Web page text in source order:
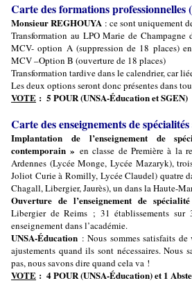
Carte des formations professionnelles
Monsieur REGHOUYA : ce sont uniquement
Transformation au LPO Marie de Champagne
MCV- option A (suppression de 18 places)
MCV –Option B (ouverture de 18 places)
Transformation tardive dans le calendrier, car
Les deux options seront donc présentes dans
VOTE : 5 POUR (UNSA-Éducation et SGEN)
Carte des enseignements de
Implantation de l’enseignement de
contemporain » en classe de Première à la
Ardennes (Lycée Monge, Lycée Mazaryk),
Joliot Curie à Romilly, Lycée Claudel) quatre
Chagall, Libergier, Jaurès), un dans la Haute-
Ouverture de l’enseignement de
Libergier de Reims ; 31 établissements sur
enseignement dans l’académie.
UNSA-Éducation : Nous sommes satisfaits
ajustements quand ils sont nécessaires. Nous
pas, nous savons dire quand cela va !
VOTE : 4 POUR (UNSA-Éducation) et 1